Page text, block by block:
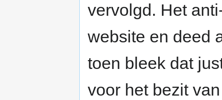
vervolgd. Het
website en deed
toen bleek dat
voor het bezit